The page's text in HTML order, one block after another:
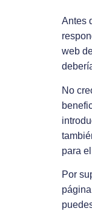
Antes
web
No
para
Por